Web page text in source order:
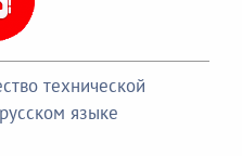
технической
языке